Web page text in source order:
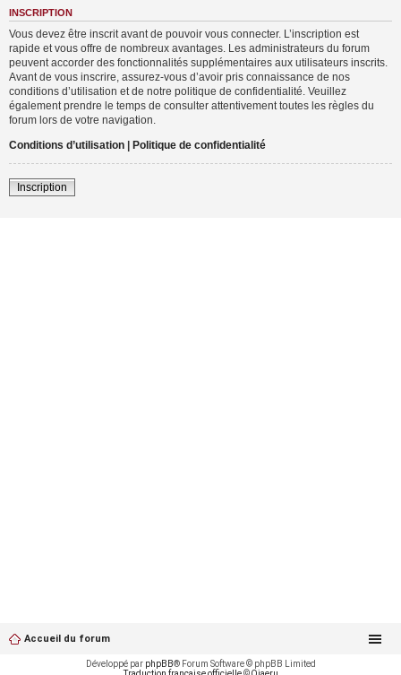
INSCRIPTION
Vous devez être inscrit avant de pouvoir vous connecter. L’inscription est
rapide et vous offre de nombreux avantages. Les administrateurs du forum
peuvent accorder des fonctionnalités supplémentaires aux utilisateurs inscrits.
Avant de vous inscrire, assurez-vous d’avoir pris connaissance de nos
conditions d’utilisation et de notre politique de confidentialité. Veuillez
également prendre le temps de consulter attentivement toutes les règles du
forum lors de votre navigation.
Conditions d’utilisation | Politique de confidentialité
Inscription
Accueil du forum
Développé par phpBB® Forum Software © phpBB Limited